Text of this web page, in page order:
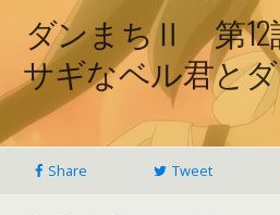
ダンまちⅡ 第12
サギなベル君と
Share Tweet